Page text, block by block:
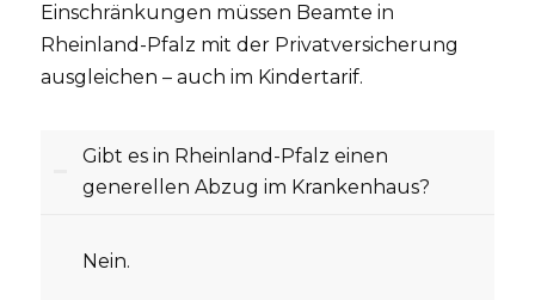
Einschränkungen müssen Beamte in
Rheinland-Pfalz mit der Privatversicherung
ausgleichen – auch im Kindertarif.
Gibt es in Rheinland-Pfalz einen
generellen Abzug im Krankenhaus?
Nein.